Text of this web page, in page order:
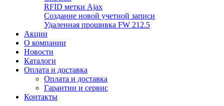
RFID метки Ajax
Создание новой учетной записи
Удаленная прошивка FW 212.5
Акции
О компании
Новости
Каталоги
Оплата и доставка
Оплата и доставка
Гарантии и сервис
Контакты